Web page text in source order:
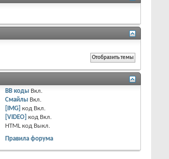
BB коды Вкл.
Смайлы Вкл.
[IMG] код Вкл.
[VIDEO] код Вкл.
HTML код Выкл.
Правила форума